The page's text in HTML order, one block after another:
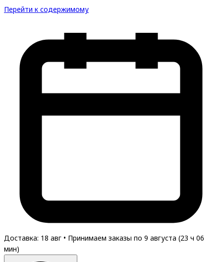
Перейти к содержимому
Доставка: 18 авг • Принимаем заказы по 9 августа (23 ч 06
мин)